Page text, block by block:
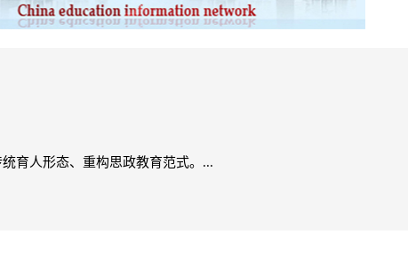
育人形态、重构思政教育范式。...